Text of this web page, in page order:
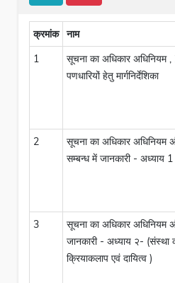
क्रमांक नाम
1
सूचना का अधिकार अधिनियम
पणधारियों हेतु मार्गनिर्देशिका
2
सूचना का अधिकार अधिनियम
सम्बन्ध में जानकारी - अध्याय 1
3
सूचना का अधिकार अधिनियम
जानकारी - अध्याय २- (संस्था
क्रियाकलाप एवं दायित्व )